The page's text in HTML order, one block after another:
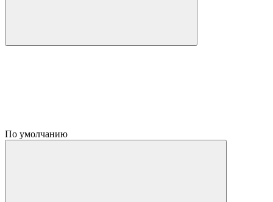
По умолчанию